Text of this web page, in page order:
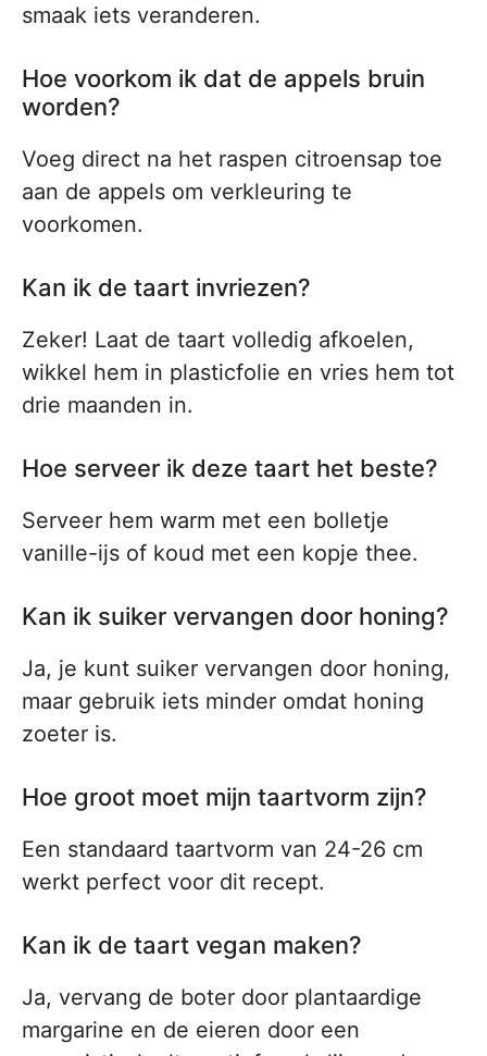
smaak iets veranderen.
Hoe voorkom ik dat de appels bruin
worden?
Voeg direct na het raspen citroensap toe
aan de appels om verkleuring te
voorkomen.
Kan ik de taart invriezen?
Zeker! Laat de taart volledig afkoelen,
wikkel hem in plasticfolie en vries hem tot
drie maanden in.
Hoe serveer ik deze taart het beste?
Serveer hem warm met een bolletje
vanille-ijs of koud met een kopje thee.
Kan ik suiker vervangen door honing?
Ja, je kunt suiker vervangen door honing,
maar gebruik iets minder omdat honing
zoeter is.
Hoe groot moet mijn taartvorm zijn?
Een standaard taartvorm van 24-26 cm
werkt perfect voor dit recept.
Kan ik de taart vegan maken?
Ja, vervang de boter door plantaardige
margarine en de eieren door een